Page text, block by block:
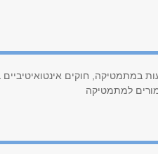
במתמטיקה, חוקים
למתמטיקה